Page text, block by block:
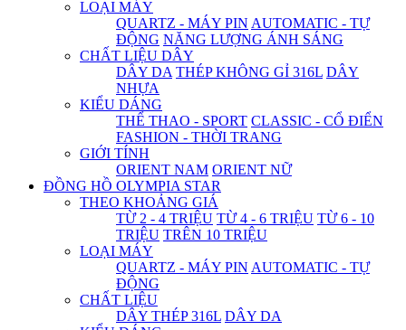
LOẠI MÁY
QUARTZ - MÁY PIN AUTOMATIC - TỰ
ĐỘNG NĂNG LƯỢNG ÁNH SÁNG
CHẤT LIỆU DÂY
DÂY DA THÉP KHÔNG GỈ 316L DÂY
NHỰA
KIỂU DÁNG
THỂ THAO - SPORT CLASSIC - CỔ ĐIỂN
FASHION - THỜI TRANG
GIỚI TÍNH
ORIENT NAM ORIENT NỮ
ĐỒNG HỒ OLYMPIA STAR
THEO KHOẢNG GIÁ
TỪ 2 - 4 TRIỆU TỪ 4 - 6 TRIỆU TỪ 6 - 10
TRIỆU TRÊN 10 TRIỆU
LOẠI MÁY
QUARTZ - MÁY PIN AUTOMATIC - TỰ
ĐỘNG
CHẤT LIỆU
DÂY THÉP 316L DÂY DA